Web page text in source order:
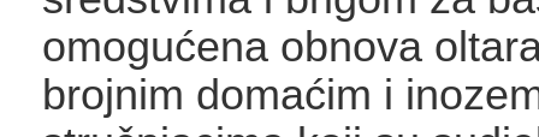
omogućena obnova
brojnim domaćim i